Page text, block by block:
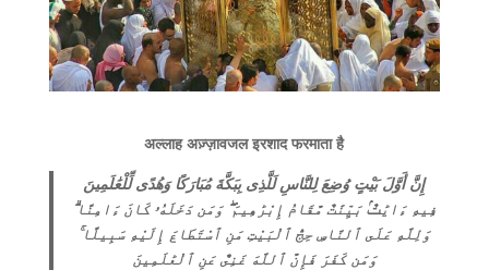
अल्लाह अज़्ज़ावजल इरशाद फरमाता है
إِنَّ أَوَّلَ بَيْتٍ وُضِعَ لِلنَّاسِ لَلَّذِى بِبَكَّةَ مُبَارَكًا وَهُدًى لِّلْعَٰلَمِينَ
فِيهِ ءَايَٰتٌۢ بَيِّنَٰتٌ مَّقَامُ إِبْرَٰهِيمَ ۖ وَمَن دَخَلَهُۥ كَانَ ءَامِنًا ۗ
وَلِلَّهِ عَلَى ٱلنَّاسِ حِجُّ ٱلْبَيْتِ مَنِ ٱسْتَطَاعَ إِلَيْهِ سَبِيلًا ۚ
وَمَن كَفَرَ فَإِنَّ ٱللَّهَ غَنِىٌّ عَنِ ٱلْعَٰلَمِينَ